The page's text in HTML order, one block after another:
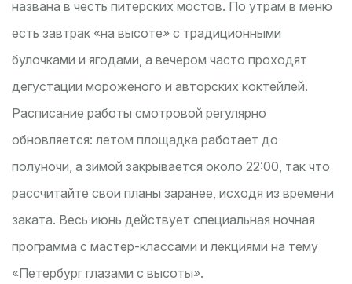
названа в честь питерских мостов. По утрам в меню
есть завтрак «на высоте» с традиционными
булочками и ягодами, а вечером часто проходят
дегустации мороженого и авторских коктейлей.
Расписание работы смотровой регулярно
обновляется: летом площадка работает до
полуночи, а зимой закрывается около 22:00, так что
рассчитайте свои планы заранее, исходя из времени
заката. Весь июнь действует специальная ночная
программа с мастер-классами и лекциями на тему
«Петербург глазами с высоты».